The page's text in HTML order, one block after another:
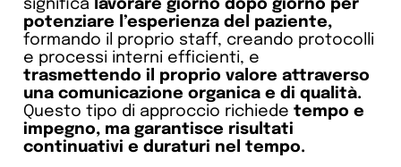
significa
lavorare giorno dopo giorno per
potenziare l’esperienza del paziente,
formando il proprio staff, creando protocolli
e processi interni efficienti, e
trasmettendo il proprio valore attraverso
una comunicazione organica e di qualità.
Questo tipo di approccio richiede tempo e
impegno, ma garantisce risultati
continuativi e duraturi nel tempo.